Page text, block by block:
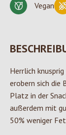
Vegan
Herrlich
erobern sich die
Platz in der
außerdem mit
50% weniger